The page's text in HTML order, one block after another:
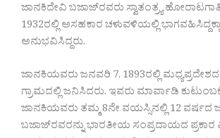
ಜಾನಕಿದೇವಿ ಬಜಾಜ್‍ರವರು ಸ್ವಾತಂತ್ರ್ಯ
1932ರಲ್ಲಿ ಅಸಹಕಾರ ಚಳುವಳಿಯಲ್ಲಿ
ಅನುಭವಿಸಿದ್ದರು.
ಜಾನಕಿಯವರು ಜನವರಿ 7, 1893ರಲ್ಲಿ
ಗ್ರಾಮದಲ್ಲಿ ಜನಿಸಿದರು. ಇವರು ಮಾರ್ವಾಡಿ
ಜಾನಕಿಯವರು ತಮ್ಮ 8ನೇ ವಯಸ್ಸಿನಲ್ಲಿ 12
ಬಜಾಜ್‍ರವರನ್ನು ಭಾರತೀಯ ಸಂಪ್ರದಾಯದ ಪ್ರಕಾರ